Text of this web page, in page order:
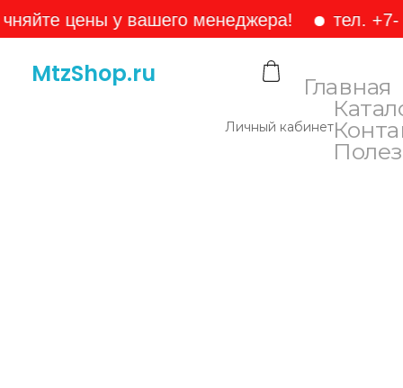
цены у вашего менеджера! тел. +7-905-
MtzShop.ru
Главная
Личный кабинет